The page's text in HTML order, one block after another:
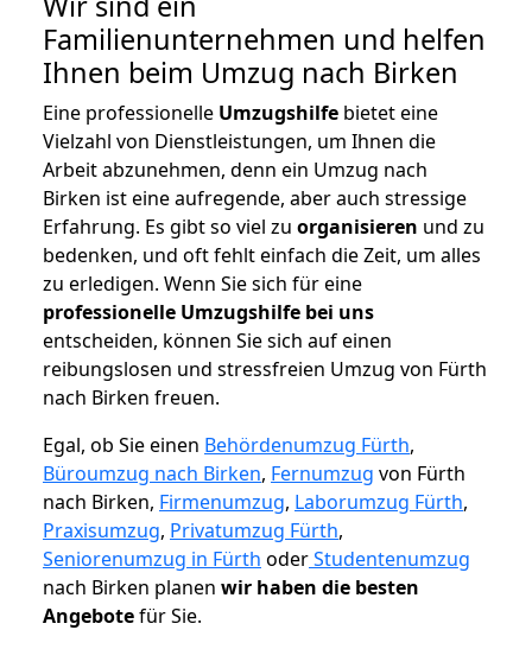
Familienunternehmen und helfen
Ihnen beim Umzug nach Birken
Eine professionelle Umzugshilfe bietet eine
Vielzahl von Dienstleistungen, um Ihnen die
Arbeit abzunehmen, denn ein Umzug nach
Birken ist eine aufregende, aber auch stressige
Erfahrung. Es gibt so viel zu organisieren und zu
bedenken, und oft fehlt einfach die Zeit, um alles
zu erledigen. Wenn Sie sich für eine
professionelle Umzugshilfe bei uns
entscheiden, können Sie sich auf einen
reibungslosen und stressfreien Umzug von Fürth
nach Birken freuen.
Egal, ob Sie einen Behördenumzug Fürth,
Büroumzug nach Birken, Fernumzug von Fürth
nach Birken, Firmenumzug, Laborumzug Fürth,
Praxisumzug, Privatumzug Fürth,
Seniorenumzug in Fürth oderStudentenumzug
nach Birken planen wir haben die besten
Angebotefür Sie.